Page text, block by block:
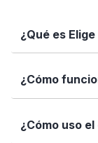
¿Qué es
Elige tu
informadas
¿Cómo
Simplemente
encajan con
¿Cómo uso